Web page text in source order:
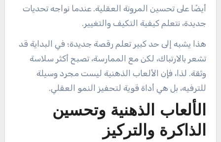
أيضًا على تحسين المرونة العقلية. عندما نواجه تحديات
جديدة، نتعلم كيفية التكيف والتغيير.
هذا يشبه إلى حد كبير تعلم رقصة جديدة؛ في البداية قد
تشعر بالارتباك، لكن مع الممارسة، تصبح أكثر سلاسة
وثقة. لذا، فإن الألعاب الذهنية ليست مجرد وسيلة
للترفيه، بل هي أداة قوية لتحفيز النمو العقلي.
الألعاب الذهنية وتحسين
الذاكرة والتركيز